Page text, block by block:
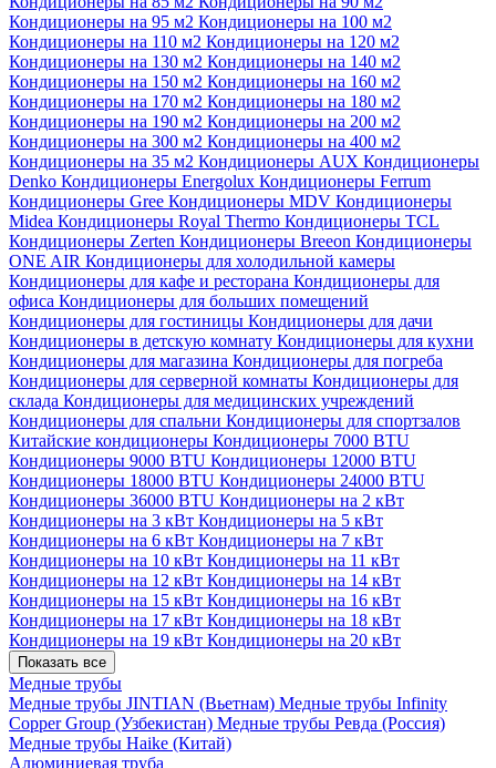
Кондиционеры на 95 м2 Кондиционеры на 100 м2
Кондиционеры на 110 м2 Кондиционеры на 120 м2
Кондиционеры на 130 м2 Кондиционеры на 140 м2
Кондиционеры на 150 м2 Кондиционеры на 160 м2
Кондиционеры на 170 м2 Кондиционеры на 180 м2
Кондиционеры на 190 м2 Кондиционеры на 200 м2
Кондиционеры на 300 м2 Кондиционеры на 400 м2
Кондиционеры на 35 м2 Кондиционеры AUX Кондиционеры
Denko Кондиционеры Energolux Кондиционеры Ferrum
Кондиционеры Gree Кондиционеры MDV Кондиционеры
Midea Кондиционеры Royal Thermo Кондиционеры TCL
Кондиционеры Zerten Кондиционеры Breeon Кондиционеры
ONE AIR Кондиционеры для холодильной камеры
Кондиционеры для кафе и ресторана Кондиционеры для
офиса Кондиционеры для больших помещений
Кондиционеры для гостиницы Кондиционеры для дачи
Кондиционеры в детскую комнату Кондиционеры для кухни
Кондиционеры для магазина Кондиционеры для погреба
Кондиционеры для серверной комнаты Кондиционеры для
склада Кондиционеры для медицинских учреждений
Кондиционеры для спальни Кондиционеры для спортзалов
Китайские кондиционеры Кондиционеры 7000 BTU
Кондиционеры 9000 BTU Кондиционеры 12000 BTU
Кондиционеры 18000 BTU Кондиционеры 24000 BTU
Кондиционеры 36000 BTU Кондиционеры на 2 кВт
Кондиционеры на 3 кВт Кондиционеры на 5 кВт
Кондиционеры на 6 кВт Кондиционеры на 7 кВт
Кондиционеры на 10 кВт Кондиционеры на 11 кВт
Кондиционеры на 12 кВт Кондиционеры на 14 кВт
Кондиционеры на 15 кВт Кондиционеры на 16 кВт
Кондиционеры на 17 кВт Кондиционеры на 18 кВт
Кондиционеры на 19 кВт Кондиционеры на 20 кВт
Показать все
Медные трубы
Медные трубы JINTIAN (Вьетнам) Медные трубы Infinity
Copper Group (Узбекистан) Медные трубы Ревда (Россия)
Медные трубы Haike (Китай)
Алюминиевая труба